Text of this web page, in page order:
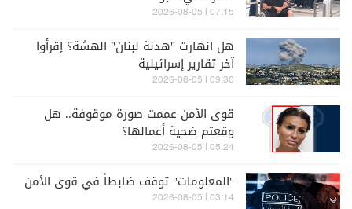
07:15 | 2026-08-05
هل انهارت "هدنة لبنان" الهشة؟ إقرأوا
آخر تقارير إسرائيلية
09:30 | 2026-08-05
قوى الأمن عممت صورة موقوفة.. هل
وقعتم ضحية أعمالها؟
05:24 | 2026-08-05
"المعلومات" توقف ضابطاً في قوى الأمن
03:14 | 2026-08-05